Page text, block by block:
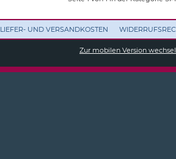
LIEFER- UND VERSANDKOSTEN
Zur mobilen Version